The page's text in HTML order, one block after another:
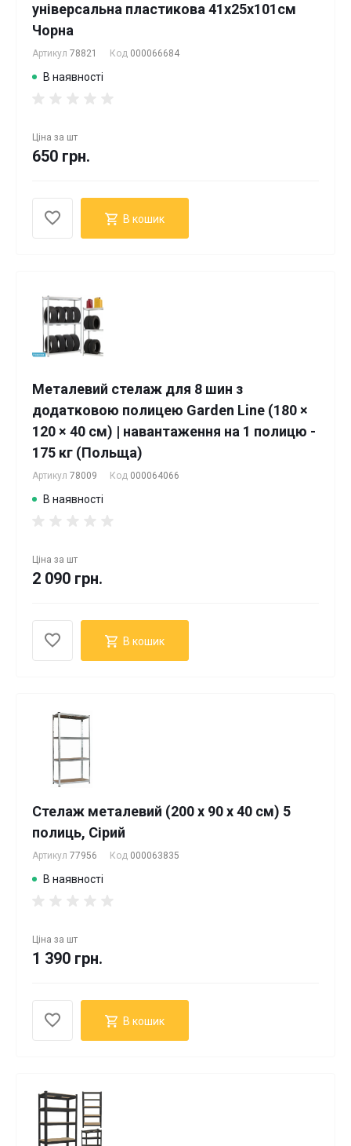
універсальна пластикова 41х25х101см
Чорна
Артикул 78821 Код 000066684
В наявності
Ціна за шт
650 грн.
В кошик
Металевий стелаж для 8 шин з
додатковою полицею Garden Line (180 ×
120 × 40 см) | навантаження на 1 полицю -
175 кг (Польща)
Артикул 78009 Код 000064066
В наявності
Ціна за шт
2 090 грн.
В кошик
Стелаж металевий (200 х 90 х 40 см) 5
полиць, Сірий
Артикул 77956 Код 000063835
В наявності
Ціна за шт
1 390 грн.
В кошик